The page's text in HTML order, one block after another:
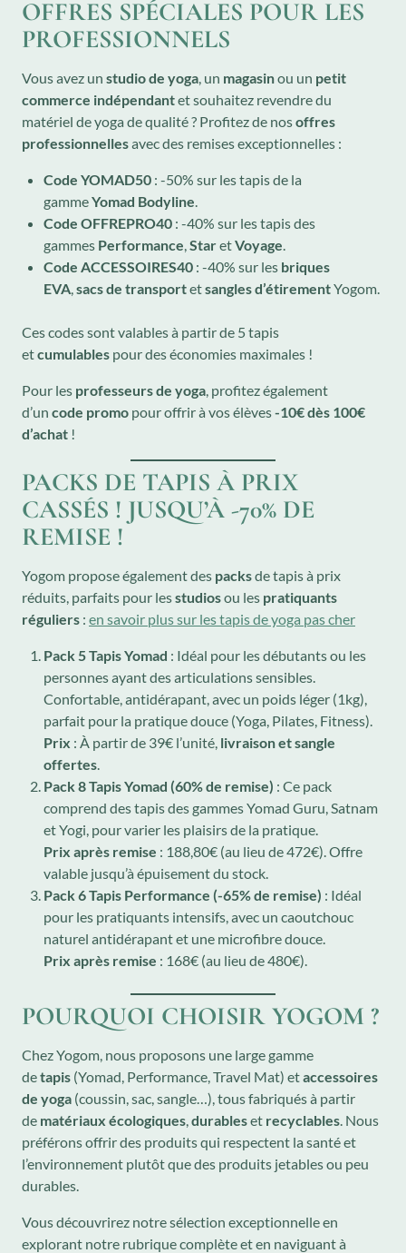
OFFRES SPÉCIALES POUR LES
PROFESSIONNELS
Vous avez un studio de yoga , un magasinou un petit
commerce indépendantet souhaitez revendre du
matériel de yoga de qualité ? Profitez de nosoffres
professionnellesavec des remises exceptionnelles :
Code YOMAD50 : -50% sur les tapis de la
gammeYomad Bodyline
Code OFFREPRO40 : -40% sur les tapis des
gammes Performance StaretVoyage
Code ACCESSOIRES40 : -40% sur les briques
EVA sacs de transportetsangles d’étirementYogom.
Ces codes sont valables à partir de 5 tapis
etcumulables pour des économies maximales !
Pour les professeurs de yoga , profitez également
d’un code promo pour offrir à vos élèves-10€ dès 100€
d’achat !
PACKS DE TAPIS À PRIX
CASSÉS ! JUSQU’À -70% DE
REMISE !
Yogom propose également des packsde tapis à prix
réduits, parfaits pour lesstudiosou les pratiquants
réguliers : en savoir plus sur les tapis de yoga pas cher
Pack 5 Tapis Yomad : Idéal pour les débutants ou les
personnes ayant des articulations sensibles.
Confortable, antidérapant, avec un poids léger (1kg),
parfait pour la pratique douce (Yoga, Pilates, Fitness).
Prix : À partir de 39€ l’unité, livraison et sangle
offertes
Pack 8 Tapis Yomad (60% de remise) : Ce pack
comprend des tapis des gammes Yomad Guru, Satnam
et Yogi, pour varier les plaisirs de la pratique.
Prix après remise : 188,80€ (au lieu de 472€). Offre
valable jusqu’à épuisement du stock.
Pack 6 Tapis Performance (-65% de remise) : Idéal
pour les pratiquants intensifs, avec un caoutchouc
naturel antidérapant et une microfibre douce.
Prix après remise : 168€ (au lieu de 480€).
POURQUOI CHOISIR YOGOM ?
Chez Yogom, nous proposons une large gamme
detapis (Yomad, Performance, Travel Mat) etaccessoires
de yoga (coussin, sac, sangle…), tous fabriqués à partir
de matériaux écologiques durableset recyclables . Nous
préférons offrir des produits qui respectent la santé et
l’environnement plutôt que des produits jetables ou peu
durables.
Vous découvrirez notre sélection exceptionnelle en
explorant notre rubrique complète et en naviguant à